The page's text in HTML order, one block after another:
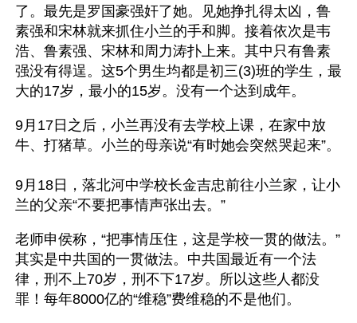
了。最先是罗国豪强奸了她。见她挣扎得太凶，鲁
素强和宋林就来抓住小兰的手和脚。接着依次是韦
浩、鲁素强、宋林和周力涛扑上来。其中只有鲁素
强没有得逞。这5个男生均都是初三(3)班的学生，最
大的17岁，最小的15岁。没有一个达到成年。
9月17日之后，小兰再没有去学校上课，在家中放
牛、打猪草。小兰的母亲说“有时她会突然哭起来”。
9月18日，落北河中学校长金吉忠前往小兰家，让小
兰的父亲“不要把事情声张出去。”
老师申侯称，“把事情压住，这是学校一贯的做法。”
其实是中共国的一贯做法。中共国最近有一个法
律，刑不上70岁，刑不下17岁。所以这些人都没
罪！每年8000亿的“维稳”费维稳的不是他们。